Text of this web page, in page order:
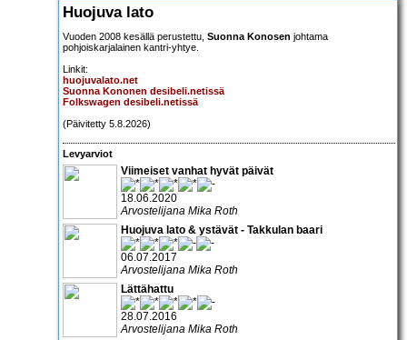
Huojuva lato
Vuoden 2008 kesällä perustettu, Suonna Konosen johtama
pohjoiskarjalainen kantri-yhtye.
Linkit:
huojuvalato.net
Suonna Kononen desibeli.netissä
Folkswagen desibeli.netissä
(Päivitetty 5.8.2026)
Levyarviot
Viimeiset vanhat hyvät päivät
18.06.2020
Arvostelijana Mika Roth
Huojuva lato & ystävät - Takkulan baari
06.07.2017
Arvostelijana Mika Roth
Lättähattu
28.07.2016
Arvostelijana Mika Roth